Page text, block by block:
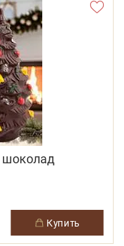
шоколад
купить